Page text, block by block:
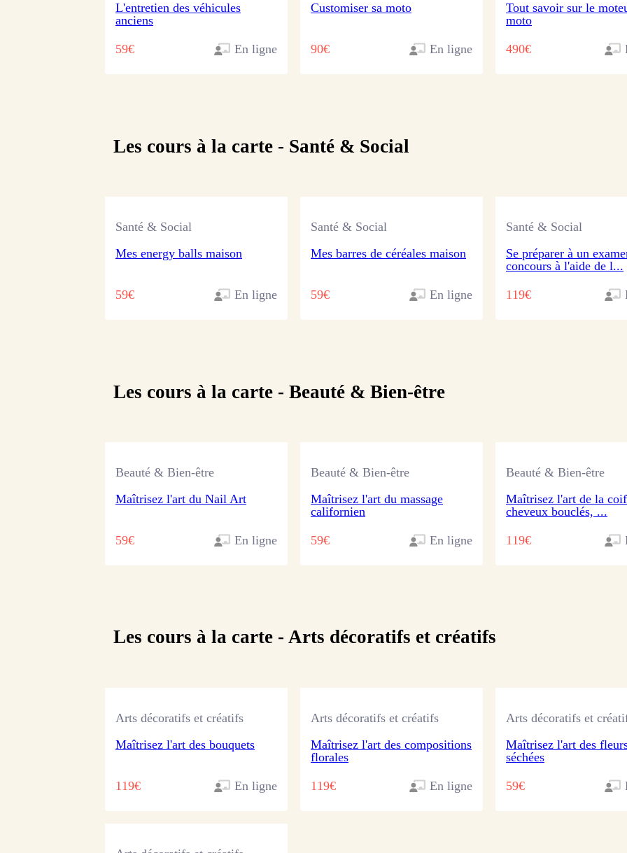
L'entretien des véhicules
anciens
59€ En ligne
Customiser sa moto
90€ En ligne
Tout savoir sur le
moto
490€
Les cours à la carte - Santé & Social
Santé & Social
Mes energy balls maison
59€ En ligne
Santé & Social
Mes barres de céréales maison
59€ En ligne
Santé & Social
Se préparer à un
concours à l'aide de l...
119€
Les cours à la carte - Beauté & Bien-être
Beauté & Bien-être
Maîtrisez l'art du Nail Art
59€ En ligne
Beauté & Bien-être
Maîtrisez l'art du massage
californien
59€ En ligne
Beauté & Bien-être
Maîtrisez l'art de la
cheveux bouclés, ...
119€
Les cours à la carte - Arts décoratifs et créatifs
Arts décoratifs et créatifs
Maîtrisez l'art des bouquets
119€ En ligne
Arts décoratifs et créatifs
Maîtrisez l'art des compositions
florales
119€ En ligne
Arts décoratifs et
Maîtrisez l'art des
séchées
59€